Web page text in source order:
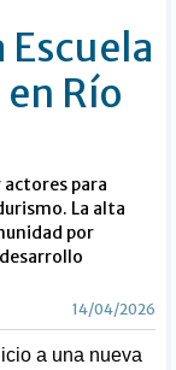
Escuela
Río
actores para
La alta
por
14/04/2026
a una nueva